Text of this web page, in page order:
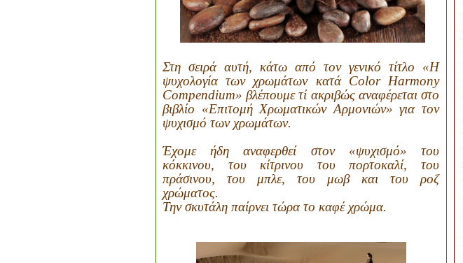
Στη σειρά αυτή, κάτω από τον γενικό τίτλο «Η
ψυχολογία των χρωμάτων κατά Color Harmony
Compendium» βλέπουμε τί ακριβώς αναφέρεται στο
βιβλίο «Επιτομή Χρωματικών Αρμονιών» για τον
ψυχισμό των χρωμάτων.
Έχομε ήδη αναφερθεί στον «ψυχισμό» του
κόκκινου, του κίτρινου του πορτοκαλί, του
πράσινου, του μπλε, του μωβ και του ροζ
χρώματος.
Την σκυτάλη παίρνει τώρα το καφέ χρώμα.